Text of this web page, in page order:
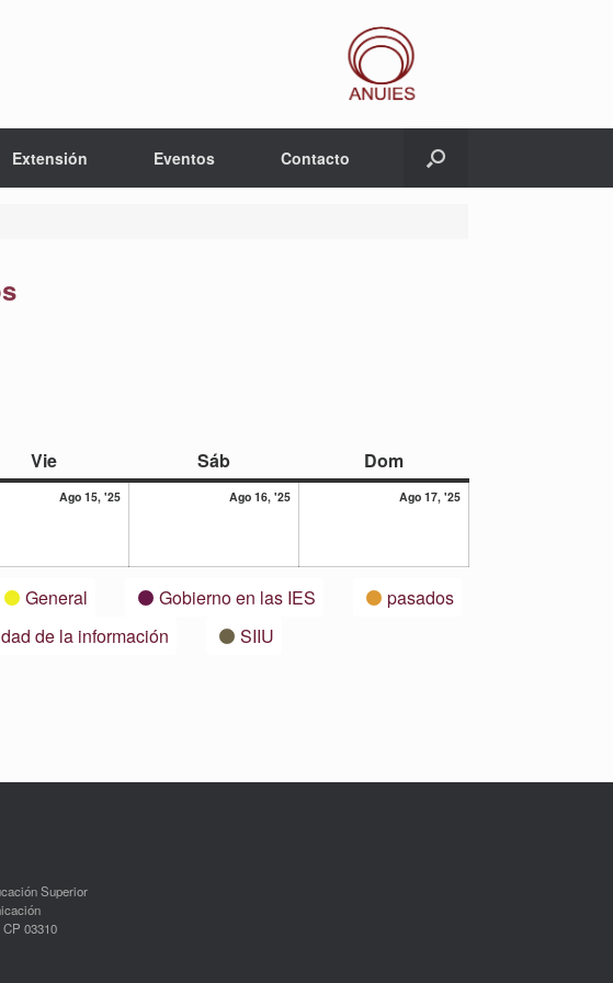
Extensión Eventos Contacto
Vieviernes Sábsábado Domdomingo
Ago 15, '2515
Ago 16, '2516
Ago 17, '2517
General Gobierno en las IES
pasados
de la información
SIIU
Superior
03310